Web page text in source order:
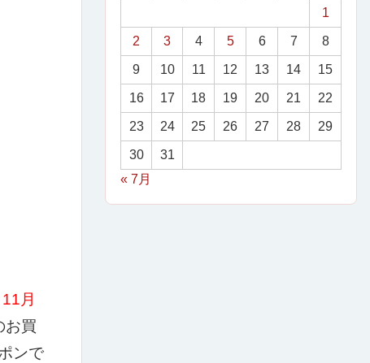
11月
お買
ンで
1
2 3 4 5 6 7 8
9 10 11 12 13 14 15
16 17 18 19 20 21 22
23 24 25 26 27 28 29
30
31
« 7月